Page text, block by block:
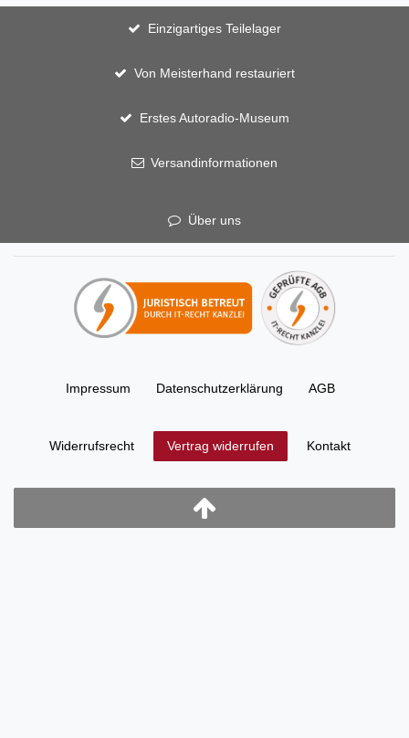
Einzigartiges Teilelager
Von Meisterhand restauriert
Erstes Autoradio-Museum
Versandinformationen
Über uns
Impressum Daten­schutz­erklärung AGB
Widerrufs­recht Vertrag widerrufen Kontakt